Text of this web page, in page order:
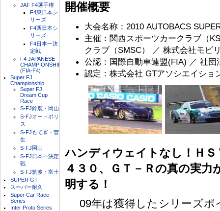
JAF F4選手権
F4東日本シ
リーズ
F4西日本シ
リーズ
F4日本一決
定戦
F4 JAPANESE
CHAMPIONSHIP
(FIA-F4)
Super FJ
Championship
Super FJ
Dream Cup
Race
S-FJ鈴鹿・岡山
S-FJオートポリ
ス
S-FJもてぎ・菅
生
S-FJ岡山
S-FJ日本一決定
戦
S-FJ筑波・富士
SUPER GT
スーパー耐久
Super Car Race
Series
Inter Proto Series
開催概要
大会名称：2010 AUTOBACS
主催：関西スポーツカークラブ（
クラブ（SMSC） ／ 株式会社モビ
公認：国際自動車連盟(FIA) ／ 社
認定：株式会社 GTアソシエイショ
ハンディウェイトなし！ＨＳ
４３０、ＧＴ－Ｒの真の実力
明する！
09年は獲得したシリーズポ